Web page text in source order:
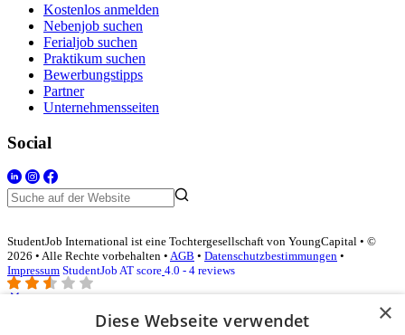
Kostenlos anmelden
Nebenjob suchen
Ferialjob suchen
Praktikum suchen
Bewerbungstipps
Partner
Unternehmensseiten
Social
StudentJob International ist eine Tochtergesellschaft von YoungCapital • ©
2026 • Alle Rechte vorbehalten • AGB • Datenschutzbestimmungen •
Impressum StudentJob AT score 4.0 - 4 reviews
×
Diese Webseite verwendet